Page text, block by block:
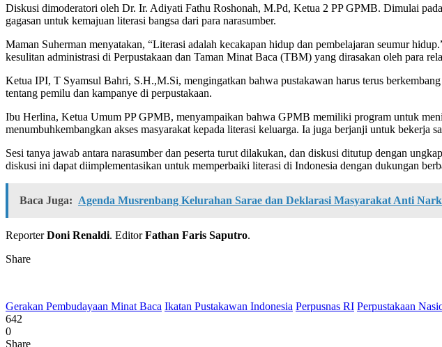
Diskusi dimoderatori oleh Dr. Ir. Adiyati Fathu Roshonah, M.Pd, Ketua 2 PP GPMB. Dimulai
gagasan untuk kemajuan literasi bangsa dari para narasumber.
Maman Suherman menyatakan, “Literasi adalah kecakapan hidup dan pembelajaran seumur
kesulitan administrasi di Perpustakaan dan Taman Minat Baca (TBM) yang dirasakan oleh para
Ketua IPI, T Syamsul Bahri, S.H.,M.Si, mengingatkan bahwa pustakawan harus terus
tentang pemilu dan kampanye di perpustakaan.
Ibu Herlina, Ketua Umum PP GPMB, menyampaikan bahwa GPMB memiliki program untuk
menumbuhkembangkan akses masyarakat kepada literasi keluarga. Ia juga berjanji untuk bekerja
Sesi tanya jawab antara narasumber dan peserta turut dilakukan, dan diskusi ditutup dengan
diskusi ini dapat diimplementasikan untuk memperbaiki literasi di Indonesia dengan dukungan
Baca Juga: Agenda Musrenbang Kelurahan Sarae dan Deklarasi Masyarakat Anti
ReporterDoni Renaldi. EditorFathan Faris Saputro.
Share
Gerakan Pembudayaan Minat Baca Ikatan Pustakawan Indonesia Perpusnas RI Perpustakaan
642
0
Share